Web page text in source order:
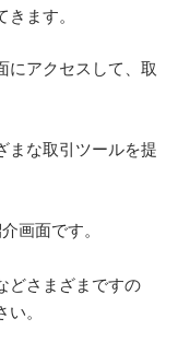
ます。
にアクセスして、取
まな取引ツールを提
画面です。
どさまざまですの
。